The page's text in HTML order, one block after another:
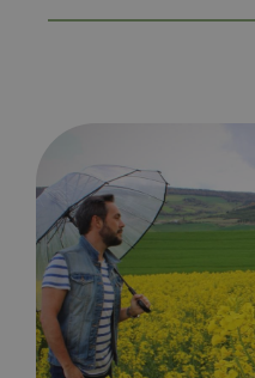
Puente de mayo en Navarra